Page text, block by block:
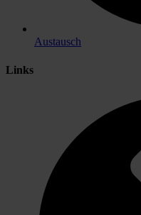
Austausch
Links